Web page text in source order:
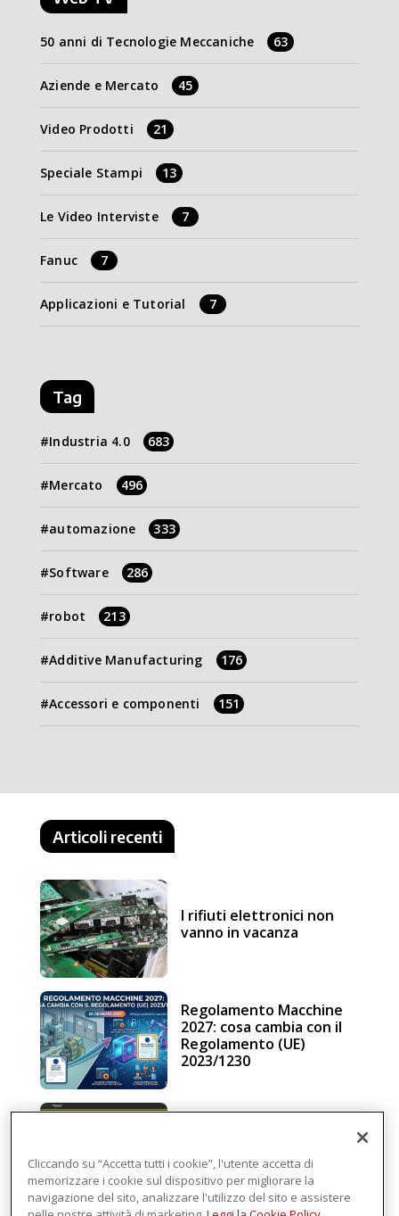
50 anni di Tecnologie Meccaniche 63
Aziende e Mercato 45
Video Prodotti 21
Speciale Stampi 13
Le Video Interviste 7
Fanuc 7
Applicazioni e Tutorial 7
Tag
Industria 4.0 683
Mercato 496
automazione 333
Software 286
robot 213
Additive Manufacturing 176
Accessori e componenti 151
Articoli recenti
I rifiuti elettronici non
vanno in vacanza
Regolamento Macchine
2027: cosa cambia con il
Regolamento (UE)
2023/1230
intelligenza in cloud
Cliccando su “Accetta tutti i cookie”, l'utente accetta di
memorizzare i cookie sul dispositivo per migliorare la
navigazione del sito, analizzare l'utilizzo del sito e assistere